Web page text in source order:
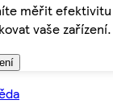
měřit
vaše zařízení.